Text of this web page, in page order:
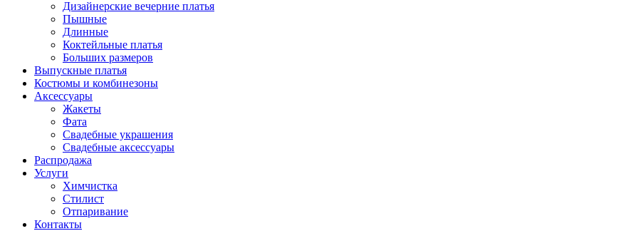
Дизайнерские вечерние платья
Пышные
Длинные
Коктейльные платья
Больших размеров
Выпускные платья
Костюмы и комбинезоны
Аксессуары
Жакеты
Фата
Свадебные украшения
Свадебные аксессуары
Распродажа
Услуги
Химчистка
Стилист
Отпаривание
Контакты